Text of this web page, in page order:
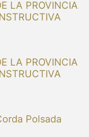
LA PROVINCIA
LA PROVINCIA
Polsada